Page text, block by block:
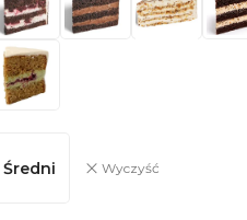
Średni Wyczyść